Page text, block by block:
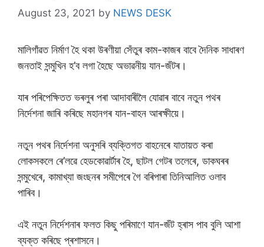
August 23, 2021 by NEWS DESK
মালিগাঁৱত নিৰ্মাণ হৈ থকা উৰণীয়া সেঁতুৰ কাম-কাজৰ বাবে দৈনিক সাধাৰণ
জনতাই সন্মুখিন হ’ব লগা হৈছে অভাৱনীয় যান-জঁটৰ।
যাৰ পৰিপেক্ষিতত ভৰলুৰ পৰা আদাবাৰীলৈ যোৱাৰ বাবে নতুন পথৰ
নিৰ্দেশনা জাৰি কৰিছে মহানগৰ যান-বাহন আৰক্ষীয়ে।
নতুন পথৰ নিৰ্দেশনা অনুসৰি ব্যক্তিগত বাহনেৰে যাতায়ত কৰা
লোকসকলে ৰে’লৱে হেডকোৱাৰ্টাৰ হৈ, ছাটল গেটৰ তলেৰে, ডাকঘৰৰ
সন্মুখেৰে, কামাখ্যা জংছনৰ সমীপেৰে গৈ বৰিপাৰা তিনিআলিত ওলাব
পাৰিব।
এই নতুন নিৰ্দেশনাৰ ফলত কিছু পৰিমাণে যান-জঁট হ্ৰাস পাব বুলি আশা
ব্যক্ত কৰিছে প্ৰশাসনে।